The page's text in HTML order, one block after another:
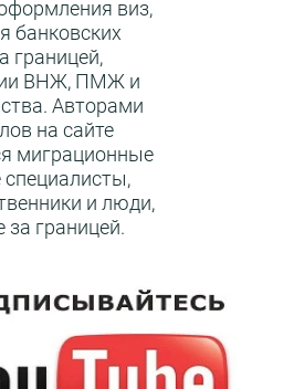
виз,
банковских
границей,
ВНЖ, ПМЖ и
Авторами
на сайте
миграционные
и люди,
границей.